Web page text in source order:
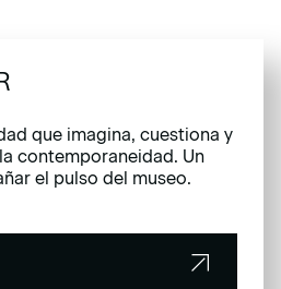
que imagina, cuestiona y
contemporaneidad. Un
el pulso del museo.